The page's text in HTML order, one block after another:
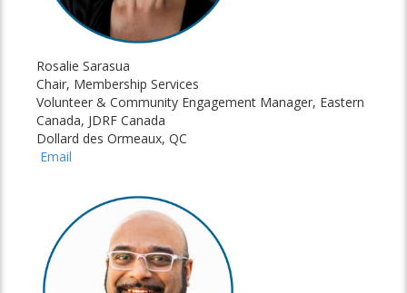
Rosalie Sarasua
Chair, Membership Services
Volunteer & Community Engagement Manager, Eastern
Canada, JDRF Canada
Dollard des Ormeaux, QC
Email